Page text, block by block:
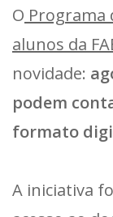
O Programa
alunos da
novidade:
podem
formato
A iniciativa